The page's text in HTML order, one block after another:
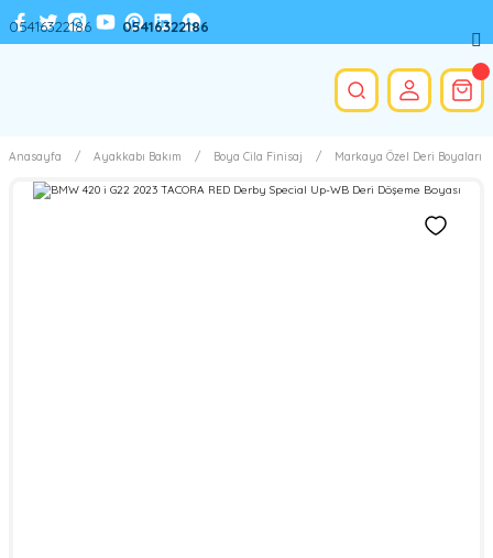
Anasayfa Ayakkabı Bakım Boya Cila Finisaj Markaya Özel Deri Boyaları
05416322186 05416322186